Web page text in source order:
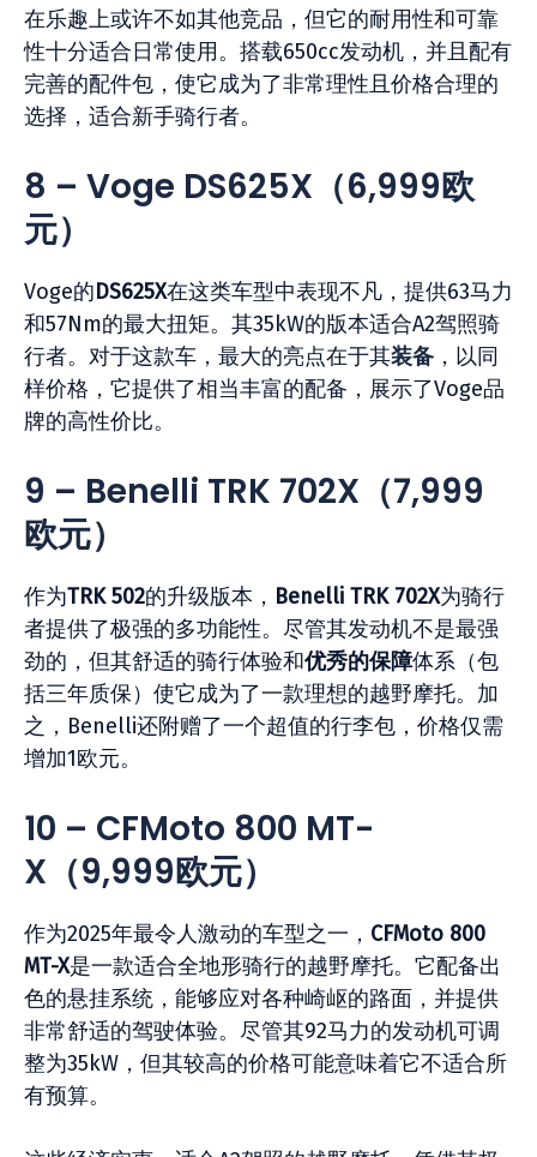
在乐趣上或许不如其他竞品，但它的耐用性和可靠
性十分适合日常使用。搭载650cc发动机，并且配有
完善的配件包，使它成为了非常理性且价格合理的
选择，适合新手骑行者。
8 – Voge DS625X （6,999欧
元）
Voge的DS625X在这类车型中表现不凡，提供63马力
和57Nm的最大扭矩。其35kW的版本适合A2驾照骑
行者。对于这款车，最大的亮点在于其装备 ，以同
样价格，它提供了相当丰富的配备，展示了Voge品
牌的高性价比。
9 – Benelli TRK 702X （7,999
欧元）
作为TRK 502的升级版本， Benelli TRK 702X为骑行
者提供了极强的多功能性。尽管其发动机不是最强
劲的，但其舒适的骑行体验和优秀的保障体系（包
括三年质保）使它成为了一款理想的越野摩托。加
之，Benelli还附赠了一个超值的行李包，价格仅需
增加1欧元。
10 – CFMoto 800 MT-
X （9,999欧元）
作为2025年最令人激动的车型之一， CFMoto 800
MT-X是一款适合全地形骑行的越野摩托。它配备出
色的悬挂系统，能够应对各种崎岖的路面，并提供
非常舒适的驾驶体验。尽管其92马力的发动机可调
整为35kW，但其较高的价格可能意味着它不适合所
有预算。